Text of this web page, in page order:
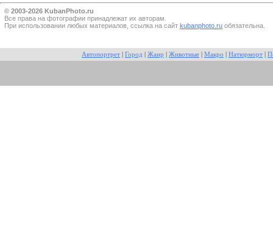
© 2003-2026 KubanPhoto.ru
Все прaва на фотографии принадлежат их авторам.
При использовании любых материалов, ссылка на сайт kubanphoto.ru обязательна.
Автопортрет Город Жанр Животные Макро Натюрморт